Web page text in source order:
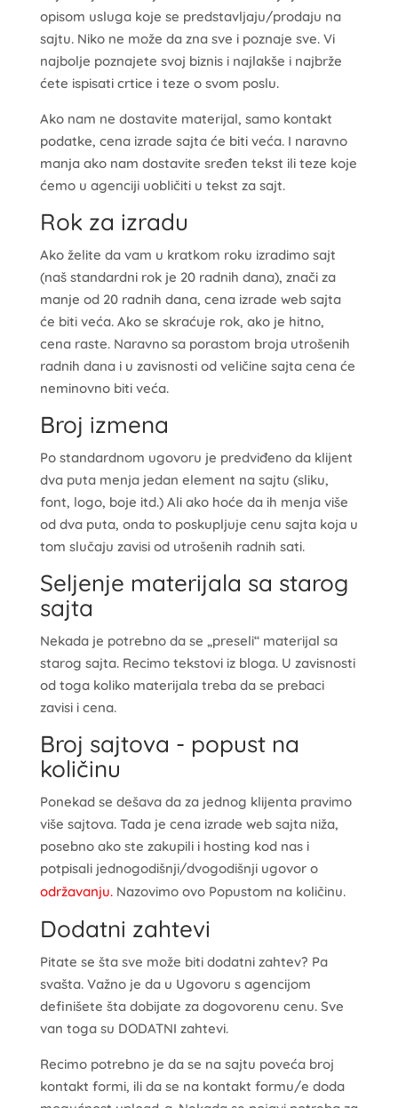
opisom usluga koje se predstavljaju/prodaju na
sajtu. Niko ne može da zna sve i poznaje sve. Vi
najbolje poznajete svoj biznis i najlakše i najbrže
ćete ispisati crtice i teze o svom poslu.
Ako nam ne dostavite materijal, samo kontakt
podatke, cena izrade sajta će biti veća. I naravno
manja ako nam dostavite sređen tekst ili teze koje
ćemo u agenciji uobličiti u tekst za sajt.
Rok za izradu
Ako želite da vam u kratkom roku izradimo sajt
(naš standardni rok je 20 radnih dana), znači za
manje od 20 radnih dana, cena izrade web sajta
će biti veća. Ako se skraćuje rok, ako je hitno,
cena raste. Naravno sa porastom broja utrošenih
radnih dana i u zavisnosti od veličine sajta cena će
neminovno biti veća.
Broj izmena
Po standardnom ugovoru je predviđeno da klijent
dva puta menja jedan element na sajtu (sliku,
font, logo, boje itd.) Ali ako hoće da ih menja više
od dva puta, onda to poskupljuje cenu sajta koja u
tom slučaju zavisi od utrošenih radnih sati.
Seljenje materijala sa starog
sajta
Nekada je potrebno da se „preseli“ materijal sa
starog sajta. Recimo tekstovi iz bloga. U zavisnosti
od toga koliko materijala treba da se prebaci
zavisi i cena.
Broj sajtova - popust na
količinu
Ponekad se dešava da za jednog klijenta pravimo
više sajtova. Tada je cena izrade web sajta niža,
posebno ako ste zakupili i hosting kod nas i
potpisali jednogodišnji/dvogodišnji ugovor o
održavanju.Nazovimo ovo Popustom na količinu.
Dodatni zahtevi
Pitate se šta sve može biti dodatni zahtev? Pa
svašta. Važno je da u Ugovoru s agencijom
definišete šta dobijate za dogovorenu cenu. Sve
van toga su DODATNI zahtevi.
Recimo potrebno je da se na sajtu poveća broj
kontakt formi, ili da se na kontakt formu/e doda